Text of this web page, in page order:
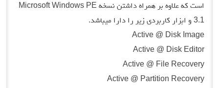
است که علاوه بر همراه داشتن نسخه Microsoft Windows PE
3.1 و ابزار کاربردی زیر را دارا میباشد.
Active @ Disk Image
Active @ Disk Editor
Active @ File Recovery
Active @ Partition Recovery